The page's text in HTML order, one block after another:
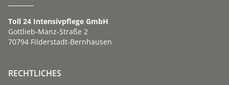
Toll 24 Intensivpflege GmbH
Gottlieb-Manz-Straße 2
70794 Filderstadt-Bernhausen
RECHTLICHES